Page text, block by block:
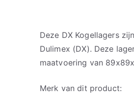
Deze DX Kogellagers
Dulimex (DX). Deze
maatvoering van
Merk van dit product: